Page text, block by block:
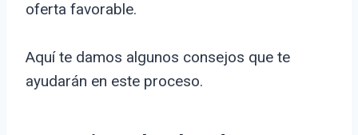
oferta favorable.
Aquí te damos algunos consejos que te
ayudarán en este proceso.